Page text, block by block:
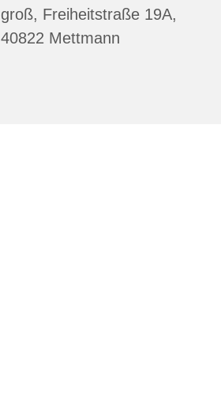
groß, Freiheitstraße 19A,
40822 Mettmann